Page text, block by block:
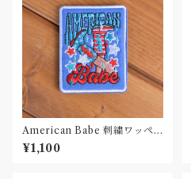
American Babe 刺繍ワッペ
ン Patch
¥1,100